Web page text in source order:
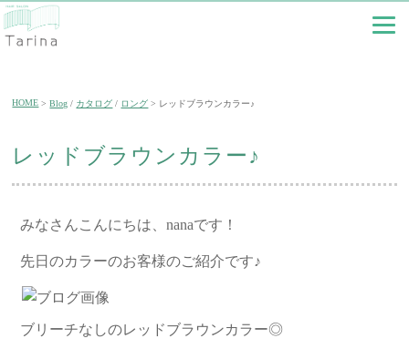
HOME Blog / カタログ / ロング レッドブラウンカラー♪
レッドブラウンカラー♪
みなさんこんにちは、nanaです！
先日のカラーのお客様のご紹介です♪
ブリーチなしのレッドブラウンカラー◎